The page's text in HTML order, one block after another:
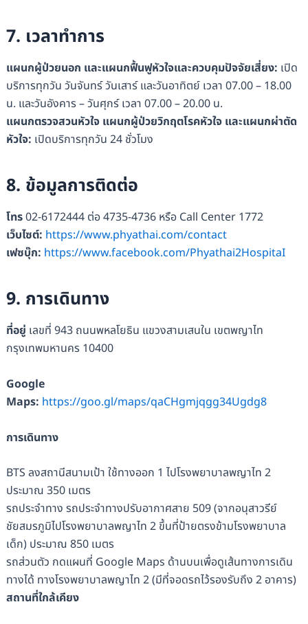
7. เวลาทำการ
แผนกผู้ป่วยนอก และแผนกฟื้นฟูหัวใจและควบคุมปัจจัยเสี่ยง: เปิด
บริการทุกวัน วันจันทร์ วันเสาร์ และวันอาทิตย์ เวลา 07.00 – 18.00
น. และวันอังคาร – วันศุกร์ เวลา 07.00 – 20.00 น.
แผนกตรวจสวนหัวใจ แผนกผู้ป่วยวิกฤตโรคหัวใจ และแผนกผ่าตัด
หัวใจ: เปิดบริการทุกวัน 24 ชั่วโมง
8. ข้อมูลการติดต่อ
โทร02-6172444 ต่อ 4735-4736 หรือ Call Center 1772
เว็บไซต์: https://www.phyathai.com/contact
เฟซบุ๊ก: https://www.facebook.com/Phyathai2HospitaI
9. การเดินทาง
ที่อยู่ เลขที่ 943 ถนนพหลโยธิน แขวงสามเสนใน เขตพญาไท
กรุงเทพมหานคร 10400
Google
Maps: https://goo.gl/maps/qaCHgmjqgg34Ugdg8
การเดินทาง
BTS ลงสถานีสนามเป้า ใช้ทางออก 1 ไปโรงพยาบาลพญาไท 2
ประมาณ 350 เมตร
รถประจำทาง รถประจำทางปรับอากาศสาย 509 (จากอนุสาวรีย์
ชัยสมรภูมิไปโรงพยาบาลพญาไท 2 ขึ้นที่ป้ายตรงข้ามโรงพยาบาล
เด็ก) ประมาณ 850 เมตร
รถส่วนตัว กดแผนที่ Google Maps ด้านบนเพื่อดูเส้นทางการเดิน
ทางได้ ทางโรงพยาบาลพญาไท 2 (มีที่จอดรถไว้รองรับถึง 2 อาคาร)
สถานที่ใกล้เคียง